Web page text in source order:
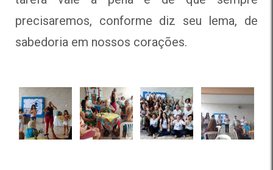
precisaremos, conforme diz seu lema, de
sabedoria em nossos corações.